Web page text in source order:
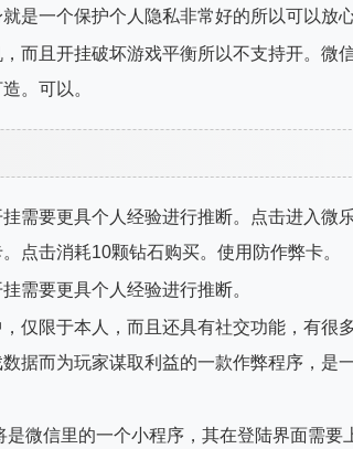
是一个保护个人隐私非常好的所以可以放心
而且开挂破坏游戏平衡所以不支持开。微
。可以。
需要更具个人经验进行推断。点击进入微
点击消耗10颗钻石购买。使用防作弊卡。
需要更具个人经验进行推断。
仅限于本人，而且还具有社交功能，有很
据而为玩家谋取利益的一款作弊程序，是
微信里的一个小程序，其在登陆界面需要